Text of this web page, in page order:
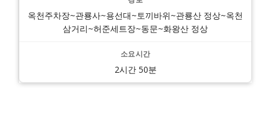
옥천주차장~관룡사~용선대~토끼바위~관룡산 정상~옥천
삼거리~허준세트장~동문~화왕산 정상
2시간 50분